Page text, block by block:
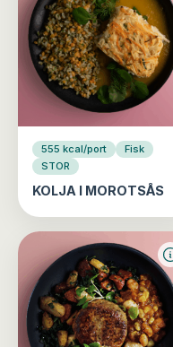
555 kcal/port
Fisk
STOR
KOLJA I MOROTSÅS